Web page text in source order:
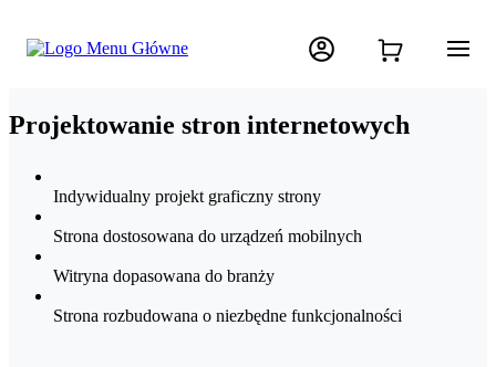
Projektowanie stron internetowych
Indywidualny projekt graficzny strony
Strona dostosowana do urządzeń mobilnych
Witryna dopasowana do branży
Strona rozbudowana o niezbędne funkcjonalności